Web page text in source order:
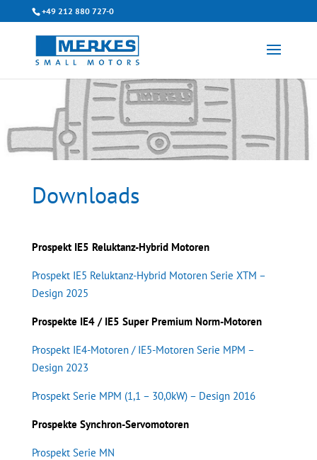
+49 212 880 727-0
Downloads
Prospekt IE5 Reluktanz-Hybrid Motoren
Prospekt IE5 Reluktanz-Hybrid Motoren Serie XTM –
Design 2025
Prospekte IE4 / IE5 Super Premium Norm-Motoren
Prospekt IE4-Motoren / IE5-Motoren Serie MPM –
Design 2023
Prospekt Serie MPM (1,1 – 30,0kW) – Design 2016
Prospekte Synchron-Servomotoren
Prospekt Serie MN